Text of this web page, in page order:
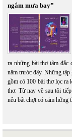
ngắm mưa bay”
ra những bài thơ tâm đắc
năm trước đây. Những
gồm có 100 bài thơ lọc ra
thơ. Từ nay về sau tôi
nếu bất chợt có cảm hứng